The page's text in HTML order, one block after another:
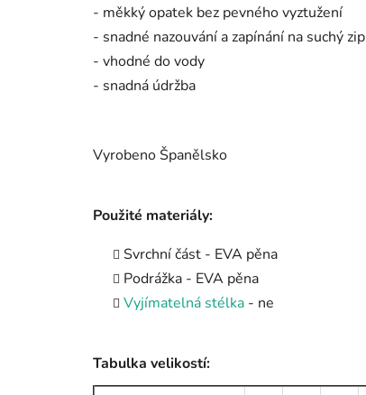
- měkký opatek bez pevného vyztužení
- snadné nazouvání a zapínání na suchý zip
- vhodné do vody
- snadná údržba
Vyrobeno Španělsko
Použité materiály:
Svrchní část - EVA pěna
Podrážka - EVA pěna
Vyjímatelná stélka - ne
Tabulka velikostí: